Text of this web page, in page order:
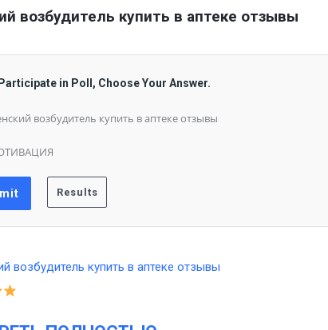
возбудитель купить в аптеке отзывы
in Poll, Choose Your Answer.
возбудитель купить в аптеке отзывы